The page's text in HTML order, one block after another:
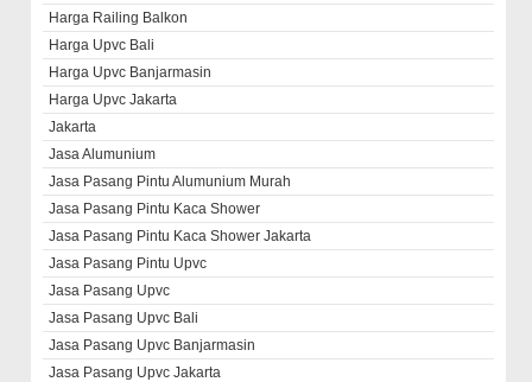
Harga Railing Balkon
Harga Upvc Bali
Harga Upvc Banjarmasin
Harga Upvc Jakarta
Jakarta
Jasa Alumunium
Jasa Pasang Pintu Alumunium Murah
Jasa Pasang Pintu Kaca Shower
Jasa Pasang Pintu Kaca Shower Jakarta
Jasa Pasang Pintu Upvc
Jasa Pasang Upvc
Jasa Pasang Upvc Bali
Jasa Pasang Upvc Banjarmasin
Jasa Pasang Upvc Jakarta